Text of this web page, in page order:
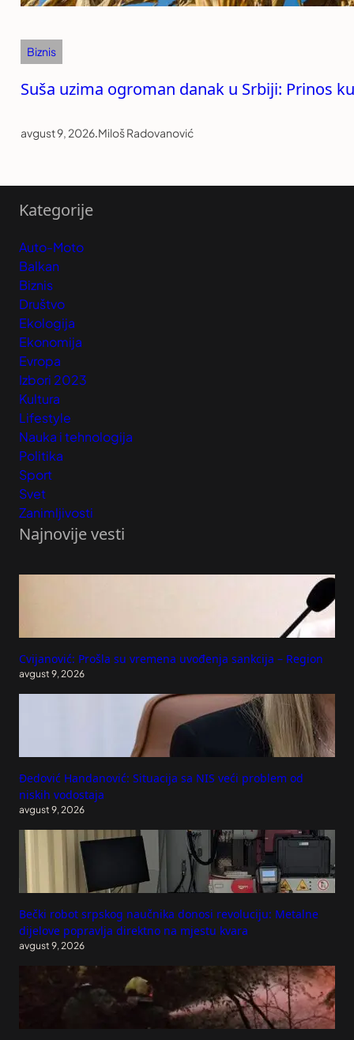
Biznis
Suša uzima ogroman danak u Srbiji: Prinos
avgust 9, 2026.Miloš Radovanović
Kategorije
Auto-Moto
Balkan
Biznis
Društvo
Ekologija
Ekonomija
Evropa
Izbori 2023
Kultura
Lifestyle
Nauka i tehnologija
Politika
Sport
Svet
Zanimljivosti
Najnovije vesti
Cvijanović: Prošla su vremena uvođenja sankcija – Region
avgust 9, 2026
Đedović Handanović: Situacija sa NIS veći problem od
niskih vodostaja
avgust 9, 2026
Bečki robot srpskog naučnika donosi revoluciju: Metalne
dijelove popravlja direktno na mjestu kvara
avgust 9, 2026